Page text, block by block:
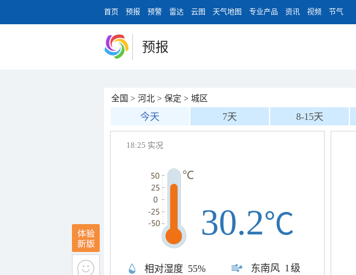
首页 预报 预警 雷达 云图 天气地图 专业产品 资讯 视频 节气
预报
全国 > 河北 > 保定 > 城区
今天 7天 8-15天
18:25 实况
相对湿度 55% 东南风 1级
30.2℃